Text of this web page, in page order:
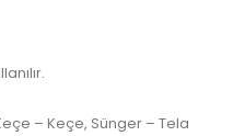
– Keçe, Sünger – Tela